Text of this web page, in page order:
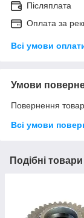
Післяплата
Оплата за
Всі умови
Умови
Повернення
Всі умови
Подібні